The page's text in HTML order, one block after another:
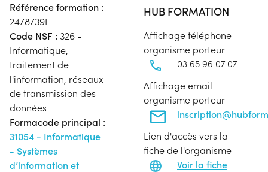
Référence formation :
2478739F
Code NSF : 326 -
Informatique,
traitement de
l'information, réseaux
de transmission des
données
Formacode principal :
31054 - Informatique
- Systèmes
d’information et
HUB FORMATION
Affichage téléphone
organisme porteur
03 65 96 07 07
Affichage email
organisme porteur
Lien d'accès vers la
fiche de l'organisme
Voir la fiche